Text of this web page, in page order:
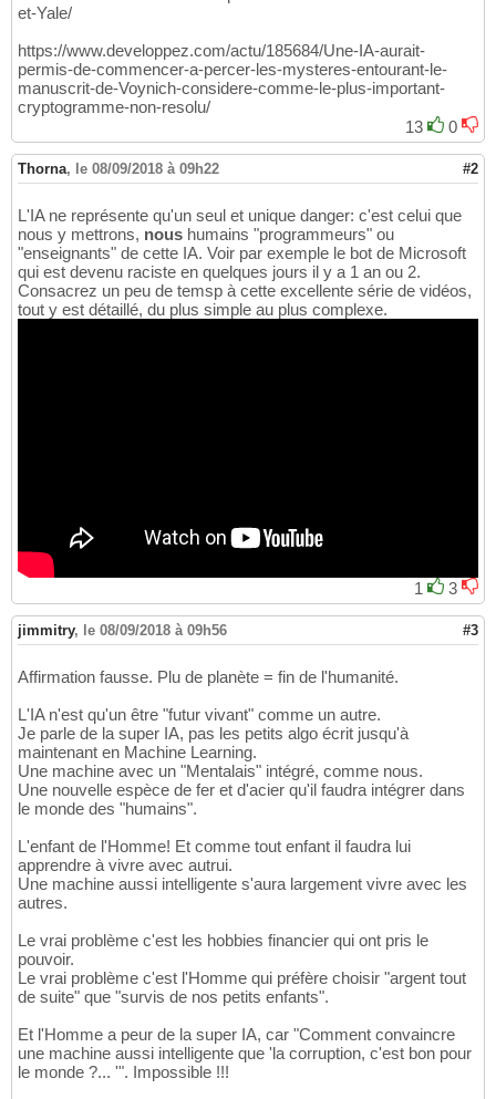
et-Yale/
https://www.developpez.com/actu/185684/Une-IA-aurait-
permis-de-commencer-a-percer-les-mysteres-entourant-le-
manuscrit-de-Voynich-considere-comme-le-plus-important-
cryptogramme-non-resolu/
13
0
Thorna, le 08/09/2018 à 09h22 #2
L'IA ne représente qu'un seul et unique danger: c'est celui que
nous y mettrons, nous humains "programmeurs" ou
"enseignants" de cette IA. Voir par exemple le bot de Microsoft
qui est devenu raciste en quelques jours il y a 1 an ou 2.
Consacrez un peu de temsp à cette excellente série de vidéos,
tout y est détaillé, du plus simple au plus complexe.
1 3
jimmitry, le 08/09/2018 à 09h56 #3
Affirmation fausse. Plu de planète = fin de l'humanité.
L'IA n'est qu'un être "futur vivant" comme un autre.
Je parle de la super IA, pas les petits algo écrit jusqu'à
maintenant en Machine Learning.
Une machine avec un "Mentalais" intégré, comme nous.
Une nouvelle espèce de fer et d'acier qu'il faudra intégrer dans
le monde des "humains".
L'enfant de l'Homme! Et comme tout enfant il faudra lui
apprendre à vivre avec autrui.
Une machine aussi intelligente s'aura largement vivre avec les
autres.
Le vrai problème c'est les hobbies financier qui ont pris le
pouvoir.
Le vrai problème c'est l'Homme qui préfère choisir "argent tout
de suite" que "survis de nos petits enfants".
Et l'Homme a peur de la super IA, car "Comment convaincre
une machine aussi intelligente que 'la corruption, c'est bon pour
le monde ?... '". Impossible !!!